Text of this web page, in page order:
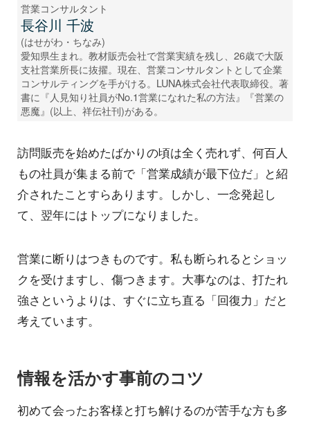
営業コンサルタント
長谷川 千波
(はせがわ・ちなみ)
愛知県生まれ。教材販売会社で営業実績を残し、26歳で大阪
支社営業所長に抜擢。現在、営業コンサルタントとして企業
コンサルティングを手がける。LUNA株式会社代表取締役。著
書に『人見知り社員がNo.1営業になれた私の方法』『営業の
悪魔』(以上、祥伝社刊)がある。
訪問販売を始めたばかりの頃は全く売れず、何百人
もの社員が集まる前で「営業成績が最下位だ」と紹
介されたことすらあります。しかし、一念発起し
て、翌年にはトップになりました。
営業に断りはつきものです。私も断られるとショッ
クを受けますし、傷つきます。大事なのは、打たれ
強さというよりは、すぐに立ち直る「回復力」だと
考えています。
情報を活かす事前のコツ
初めて会ったお客様と打ち解けるのが苦手な方も多